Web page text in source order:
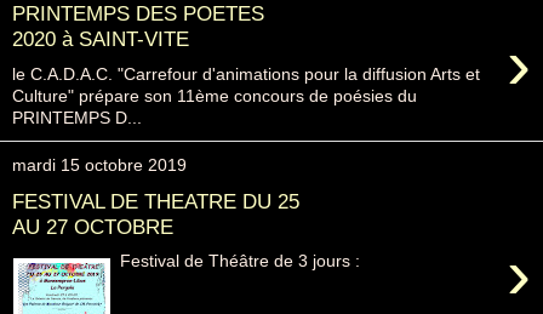
PRINTEMPS DES POETES
2020 à SAINT-VITE
›
le C.A.D.A.C. "Carrefour d'animations pour la diffusion Arts et
Culture" prépare son 11ème concours de poésies du
PRINTEMPS D...
mardi 15 octobre 2019
FESTIVAL DE THEATRE DU 25
AU 27 OCTOBRE
›
Festival de Théâtre de 3 jours :